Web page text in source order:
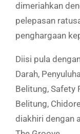
dimeriahkan
pelepasan
penghargaan
Diisi pula
Darah,
Belitung, Safety
Belitung,
diakhiri dengan